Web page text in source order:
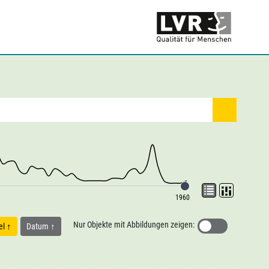
1960
Datum Nur Objekte mit Abbildungen zeigen: